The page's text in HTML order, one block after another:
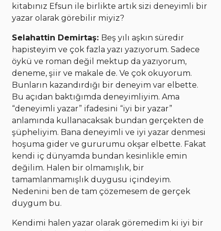
kitabınız Efsun ile birlikte artık sizi deneyimli bir
yazar olarak görebilir miyiz?
Selahattin Demirtaş: Beş yılı aşkın süredir
hapisteyim ve çok fazla yazı yazıyorum. Sadece
öykü ve roman değil mektup da yazıyorum,
deneme, şiir ve makale de. Ve çok okuyorum.
Bunların kazandırdığı bir deneyim var elbette.
Bu açıdan baktığımda deneyimliyim. Ama
“deneyimli yazar” ifadesini “iyi bir yazar”
anlamında kullanacaksak bundan gerçekten de
şüpheliyim. Bana deneyimli ve iyi yazar denmesi
hoşuma gider ve gururumu okşar elbette. Fakat
kendi iç dünyamda bundan kesinlikle emin
değilim. Halen bir olmamışlık, bir
tamamlanmamışlık duygusu içindeyim.
Nedenini ben de tam çözemesem de gerçek
duygum bu.
Kendimi halen yazar olarak göremedim ki iyi bir